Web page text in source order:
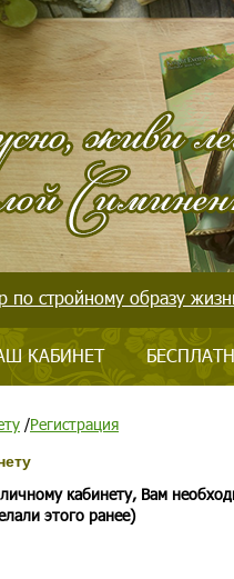
по стройному образу
КАБИНЕТ
/Регистрация
кабинету, Вам
этого ранее)